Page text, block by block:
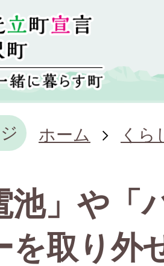
ホーム くら
池」や「
を取り外